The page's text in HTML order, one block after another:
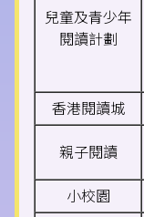
兒童及青少年
閱讀計劃
香港閱讀城
親子閱讀
小校園